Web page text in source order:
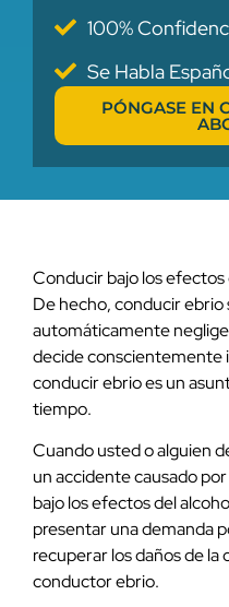
100%
Se Habla
PÓNGASE EN
Conducir bajo los efectos
De hecho, conducir ebrio
automáticamente
decide conscientemente
conducir ebrio es un
tiempo.
Cuando usted o alguien
un accidente causado
bajo los efectos del
presentar una demanda
recuperar los daños de la
conductor ebrio.